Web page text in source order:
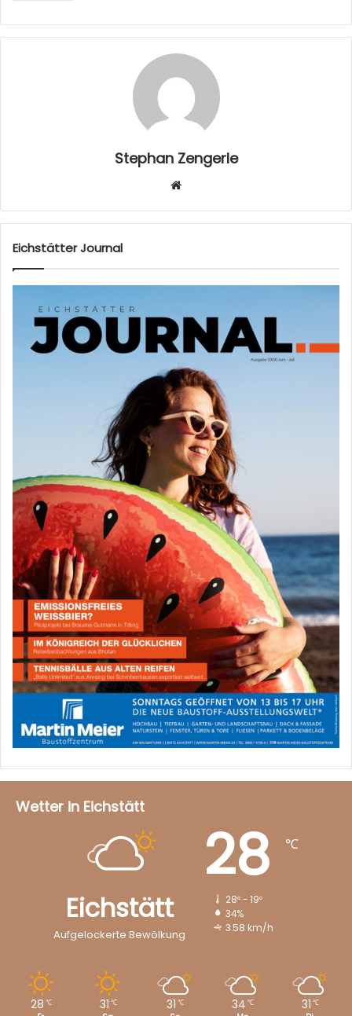
Stephan Zengerle
sei
Eichstätter Journal
Wetter in Eichstätt
Eichstätt
Aufgelockerte Bewölkung
28 ℃
28º - 19º
34%
3.58 km/h
28 ℃ 31 ℃ 31 ℃ 34 ℃ 31 ℃